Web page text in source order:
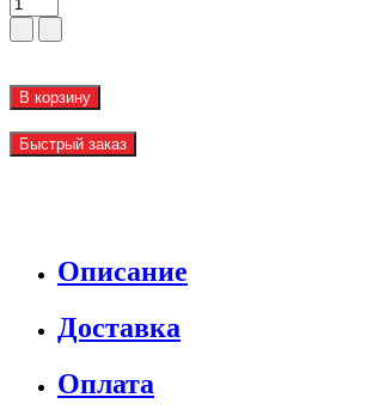
В корзину
Быстрый заказ
Описание
Доставка
Оплата